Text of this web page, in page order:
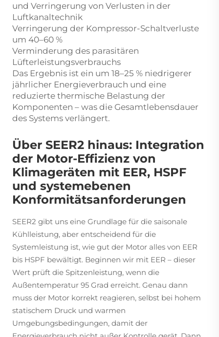
und Verringerung von Verlusten in der
Luftkanaltechnik
Verringerung der Kompressor-Schaltverluste
um 40–60 %
Verminderung des parasitären
Lüfterleistungsverbrauchs
Das Ergebnis ist ein um 18–25 % niedrigerer
jährlicher Energieverbrauch und eine
reduzierte thermische Belastung der
Komponenten – was die Gesamtlebensdauer
des Systems verlängert.
Über SEER2 hinaus: Integration
der Motor-Effizienz von
Klimageräten mit EER, HSPF
und systemebenen
Konformitätsanforderungen
SEER2 gibt uns eine Grundlage für die saisonale
Kühlleistung, aber entscheidend für die
Systemleistung ist, wie gut der Motor alles von EER
bis HSPF bewältigt. Beginnen wir mit EER – dieser
Wert prüft die Spitzenleistung, wenn die
Außentemperatur 95 Grad erreicht. Genau dann
muss der Motor korrekt reagieren, selbst bei hohem
statischem Druck und warmen
Umgebungsbedingungen, damit der